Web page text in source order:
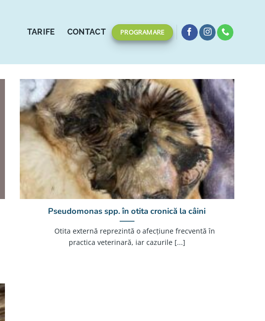
TARIFE CONTACT PROGRAMARE
Pseudomonas spp. în otita cronică la câini
Otita externă reprezintă o afecțiune frecventă în
practica veterinară, iar cazurile [...]